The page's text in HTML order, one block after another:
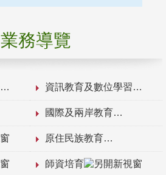
業務導覽
資訊教育及數位學習
國際及兩岸教育
原住民族教育
師資培育